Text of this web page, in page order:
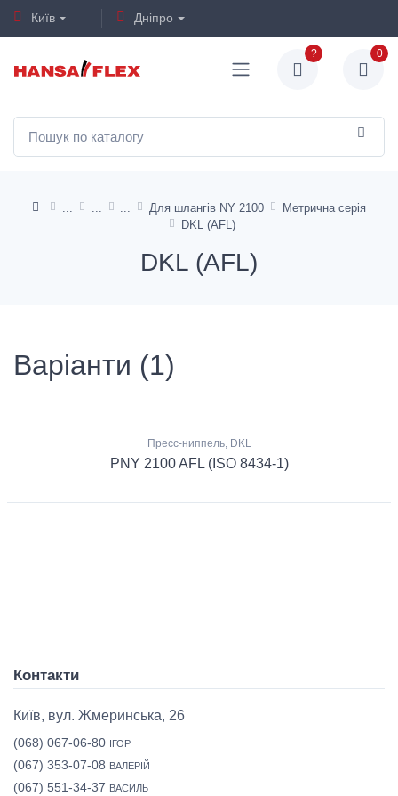
Київ Дніпро
? 0
Для шлангів NY 2100
Метрична серія
DKL (AFL)
DKL (AFL)
Варіанти (1)
Пресс-ниппель, DKL
PNY 2100 AFL (ISO 8434-1)
Контакти
Київ, вул. Жмеринська, 26
(068) 067-06-80 ІГОР
(067) 353-07-08 ВАЛЕРІЙ
(067) 551-34-37 ВАСИЛЬ